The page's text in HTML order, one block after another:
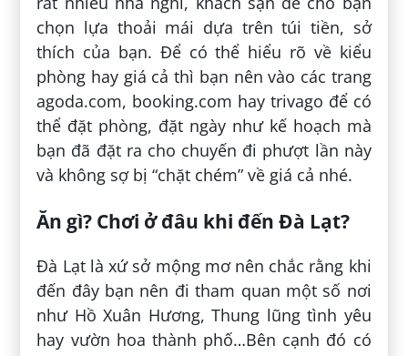
chọn lựa thoải mái dựa trên túi tiền, sở
thích của bạn. Để có thể hiểu rõ về kiểu
phòng hay giá cả thì bạn nên vào các trang
agoda.com, booking.com hay trivago để có
thể đặt phòng, đặt ngày như kế hoạch mà
bạn đã đặt ra cho chuyến đi phượt lần này
và không sợ bị “chặt chém” về giá cả nhé.
Ăn gì? Chơi ở đâu khi đến Đà Lạt?
Đà Lạt là xứ sở mộng mơ nên chắc rằng khi
đến đây bạn nên đi tham quan một số nơi
như Hồ Xuân Hương, Thung lũng tình yêu
hay vườn hoa thành phố…Bên cạnh đó có